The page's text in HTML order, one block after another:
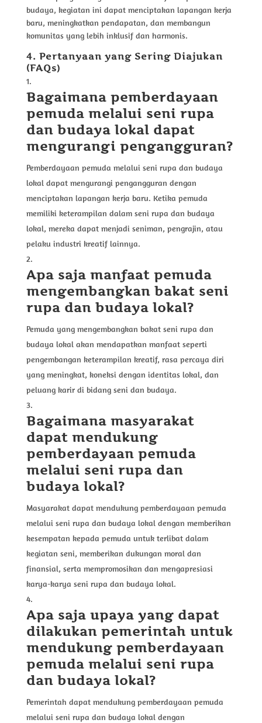
budaya, kegiatan ini dapat menciptakan lapangan kerja
baru, meningkatkan pendapatan, dan membangun
komunitas yang lebih inklusif dan harmonis.
4. Pertanyaan yang Sering Diajukan
(FAQs)
Bagaimana pemberdayaan
pemuda melalui seni rupa
dan budaya lokal dapat
mengurangi pengangguran?
Pemberdayaan pemuda melalui seni rupa dan budaya
lokal dapat mengurangi pengangguran dengan
menciptakan lapangan kerja baru. Ketika pemuda
memiliki keterampilan dalam seni rupa dan budaya
lokal, mereka dapat menjadi seniman, pengrajin, atau
pelaku industri kreatif lainnya.
Apa saja manfaat pemuda
mengembangkan bakat seni
rupa dan budaya lokal?
Pemuda yang mengembangkan bakat seni rupa dan
budaya lokal akan mendapatkan manfaat seperti
pengembangan keterampilan kreatif, rasa percaya diri
yang meningkat, koneksi dengan identitas lokal, dan
peluang karir di bidang seni dan budaya.
Bagaimana masyarakat
dapat mendukung
pemberdayaan pemuda
melalui seni rupa dan
budaya lokal?
Masyarakat dapat mendukung pemberdayaan pemuda
melalui seni rupa dan budaya lokal dengan memberikan
kesempatan kepada pemuda untuk terlibat dalam
kegiatan seni, memberikan dukungan moral dan
finansial, serta mempromosikan dan mengapresiasi
karya-karya seni rupa dan budaya lokal.
Apa saja upaya yang dapat
dilakukan pemerintah untuk
mendukung pemberdayaan
pemuda melalui seni rupa
dan budaya lokal?
Pemerintah dapat mendukung pemberdayaan pemuda
melalui seni rupa dan budaya lokal dengan